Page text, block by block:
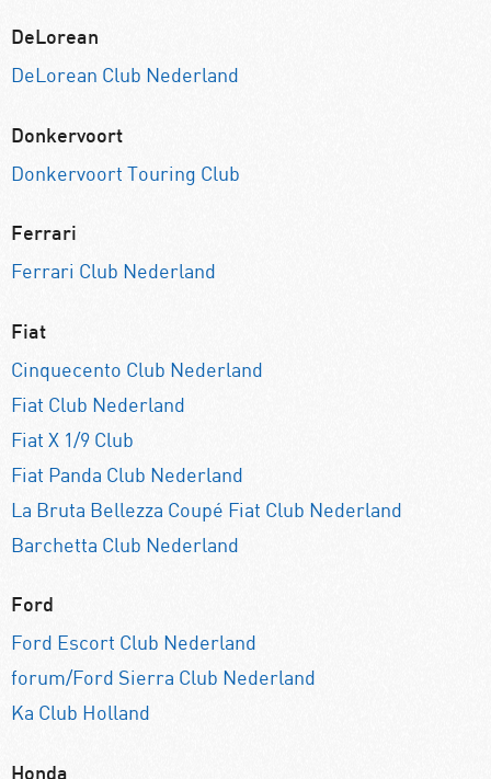
DeLorean
DeLorean Club Nederland
Donkervoort
Donkervoort Touring Club
Ferrari
Ferrari Club Nederland
Fiat
Cinquecento Club Nederland
Fiat Club Nederland
Fiat X 1/9 Club
Fiat Panda Club Nederland
La Bruta Bellezza Coupé Fiat Club Nederland
Barchetta Club Nederland
Ford
Ford Escort Club Nederland
forum/Ford Sierra Club Nederland
Ka Club Holland
Honda